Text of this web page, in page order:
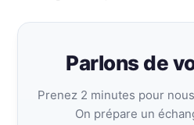
Parlons de
Prenez 2 minutes pour
On prépare un